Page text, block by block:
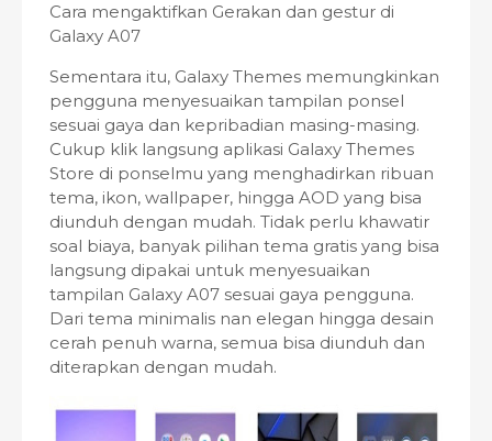
Cara mengaktifkan Gerakan dan gestur di
Galaxy A07
Sementara itu, Galaxy Themes memungkinkan
pengguna menyesuaikan tampilan ponsel
sesuai gaya dan kepribadian masing-masing.
Cukup klik langsung aplikasi Galaxy Themes
Store di ponselmu yang menghadirkan ribuan
tema, ikon, wallpaper, hingga AOD yang bisa
diunduh dengan mudah. Tidak perlu khawatir
soal biaya, banyak pilihan tema gratis yang bisa
langsung dipakai untuk menyesuaikan
tampilan Galaxy A07 sesuai gaya pengguna.
Dari tema minimalis nan elegan hingga desain
cerah penuh warna, semua bisa diunduh dan
diterapkan dengan mudah.